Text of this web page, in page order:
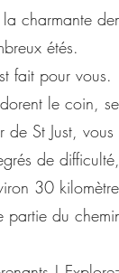
charmante
étés.
fait pour vous.
le coin,
St Just,
de
30
du